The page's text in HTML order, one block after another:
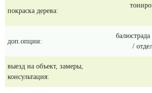
покраска дерева:
доп.опции:
балюстрада
/
выезд на объект, замеры,
консультация: